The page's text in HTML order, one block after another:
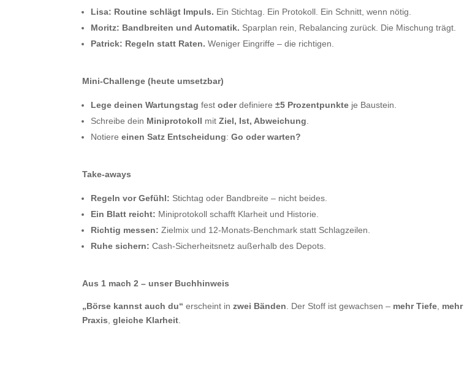
Lisa: Routine schlägt Impuls. Ein Stichtag. Ein Protokoll. Ein Schnitt, wenn nötig.
Moritz: Bandbreiten und Automatik. Sparplan rein, Rebalancing zurück. Die Mischung trägt.
Patrick: Regeln statt Raten. Weniger Eingriffe – die richtigen.
Mini-Challenge (heute umsetzbar)
Lege deinen Wartungstag festoderdefiniere±5 Prozentpunkte je Baustein.
Schreibe dein Miniprotokoll mitZiel, Ist, Abweichung
Notiereeinen Satz Entscheidung:Go oder warten?
Take-aways
Regeln vor Gefühl: Stichtag oder Bandbreite – nicht beides.
Ein Blatt reicht: Miniprotokoll schafft Klarheit und Historie.
Richtig messen: Zielmix und 12-Monats-Benchmark statt Schlagzeilen.
Ruhe sichern: Cash-Sicherheitsnetz außerhalb des Depots.
Aus 1 mach 2 – unser Buchhinweis
„Börse kannst auch du“ erscheint inzwei Bänden . Der Stoff ist gewachsen – mehr Tiefe mehr
Praxis ,gleiche Klarheit